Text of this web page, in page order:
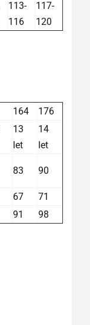
113-
116
117-
120
164
176
13
let
14
let
83 90
67
71
91 98